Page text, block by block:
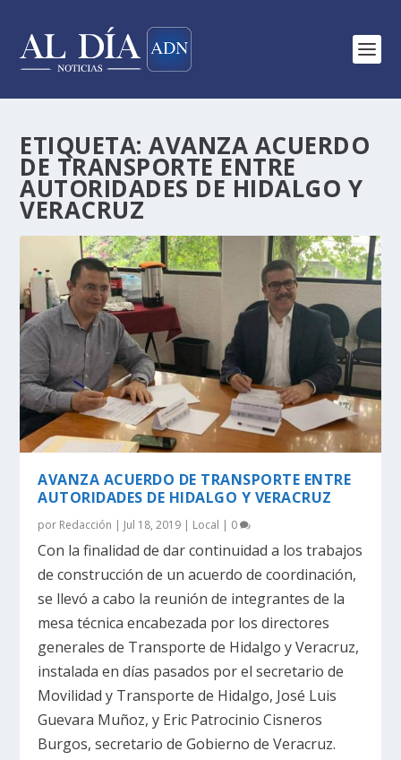
ETIQUETA:AVANZA ACUERDO
DE TRANSPORTE ENTRE
AUTORIDADES DE HIDALGO Y
VERACRUZ
AVANZA ACUERDO DE TRANSPORTE ENTRE
AUTORIDADES DE HIDALGO Y VERACRUZ
por Redacción | Jul 18, 2019 | Local | 0
Con la finalidad de dar continuidad a los trabajos
de construcción de un acuerdo de coordinación,
se llevó a cabo la reunión de integrantes de la
mesa técnica encabezada por los directores
generales de Transporte de Hidalgo y Veracruz,
instalada en días pasados por el secretario de
Movilidad y Transporte de Hidalgo, José Luis
Guevara Muñoz, y Eric Patrocinio Cisneros
Burgos, secretario de Gobierno de Veracruz.